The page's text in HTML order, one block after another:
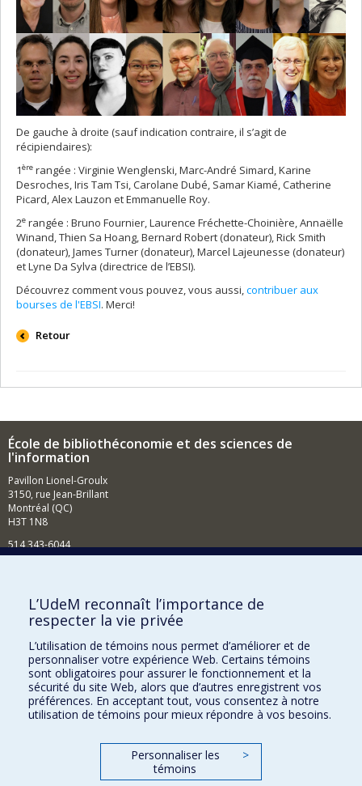
De gauche à droite (sauf indication contraire, il s’agit de
récipiendaires):
1ère rangée : Virginie Wenglenski, Marc-André Simard, Karine
Desroches, Iris Tam Tsi, Carolane Dubé, Samar Kiamé, Catherine
Picard, Alex Lauzon et Emmanuelle Roy.
2e rangée : Bruno Fournier, Laurence Fréchette-Choinière, Annaëlle
Winand, Thien Sa Hoang, Bernard Robert (donateur), Rick Smith
(donateur), James Turner (donateur), Marcel Lajeunesse (donateur)
et Lyne Da Sylva (directrice de l’EBSI).
Découvrez comment vous pouvez, vous aussi,contribuer aux
bourses de l'EBSI. Merci!
Retour
École de bibliothéconomie et des sciences de
l'information
Pavillon Lionel-Groulx
3150, rue Jean-Brillant
Montréal (QC)
H3T 1N8
514 343-6044
Comment soutenir l'École?
BESOIN D'AIDE?
Plan du site
Signaler une erreur
Accessibilité
FACULTÉ DES ARTS ET DES SCIENCES
Nos départements et écoles
L’UdeM reconnaît l’importance de
respecter la vie privée
L’utilisation de témoins nous permet d’améliorer et de
personnaliser votre expérience Web. Certains témoins
sont obligatoires pour assurer le fonctionnement et la
sécurité du site Web, alors que d’autres enregistrent vos
préférences. En acceptant tout, vous consentez à notre
utilisation de témoins pour mieux répondre à vos besoins.
Personnaliser les
témoins
>